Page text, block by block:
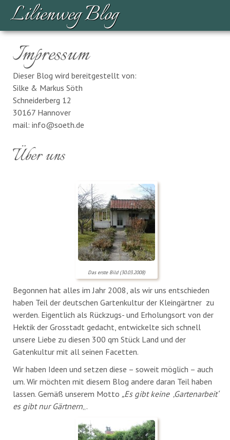
Impressum
Dieser Blog wird bereitgestellt von:
Silke & Markus Söth
Schneiderberg 12
30167 Hannover
mail: info@soeth.de
Über uns
Das erste Bild (30.03.2008)
Begonnen hat alles im Jahr 2008, als wir uns entschieden
haben Teil der deutschen Gartenkultur der Kleingärtner zu
werden. Eigentlich als Rückzugs- und Erholungsort von der
Hektik der Grosstadt gedacht, entwickelte sich schnell
unsere Liebe zu diesen 300 qm Stück Land und der
Gatenkultur mit all seinen Facetten.
Wir haben Ideen und setzen diese – soweit möglich – auch
um. Wir möchten mit diesem Blog andere daran Teil haben
lassen. Gemäß unserem Motto „Es gibt keine ‚Gartenarbeit‘
es gibt nur Gärtnern„.
Lilienweg Blog